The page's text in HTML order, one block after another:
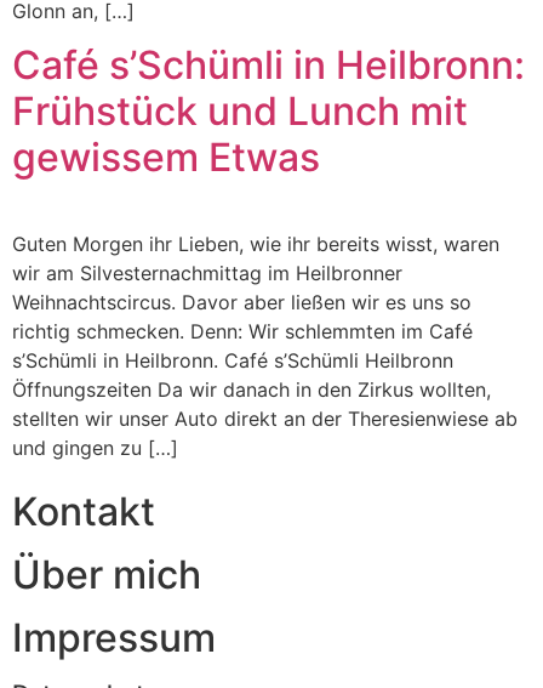
Glonn an, […]
Café s’Schümli in Heilbronn:
Frühstück und Lunch mit
gewissem Etwas
Guten Morgen ihr Lieben, wie ihr bereits wisst, waren
wir am Silvesternachmittag im Heilbronner
Weihnachtscircus. Davor aber ließen wir es uns so
richtig schmecken. Denn: Wir schlemmten im Café
s’Schümli in Heilbronn. Café s’Schümli Heilbronn
Öffnungszeiten Da wir danach in den Zirkus wollten,
stellten wir unser Auto direkt an der Theresienwiese ab
und gingen zu […]
Kontakt
Über mich
Impressum